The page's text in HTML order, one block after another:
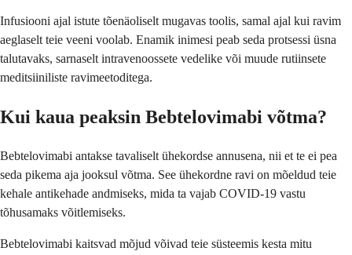
Infusiooni ajal istute tõenäoliselt mugavas toolis, samal ajal kui ravim
aeglaselt teie veeni voolab. Enamik inimesi peab seda protsessi üsna
talutavaks, sarnaselt intravenoossete vedelike või muude rutiinsete
meditsiiniliste ravimeetoditega.
Kui kaua peaksin Bebtelovimabi võtma?
Bebtelovimabi antakse tavaliselt ühekordse annusena, nii et te ei pea
seda pikema aja jooksul võtma. See ühekordne ravi on mõeldud teie
kehale antikehade andmiseks, mida ta vajab COVID-19 vastu
tõhusamaks võitlemiseks.
Bebtelovimabi kaitsvad mõjud võivad teie süsteemis kesta mitu